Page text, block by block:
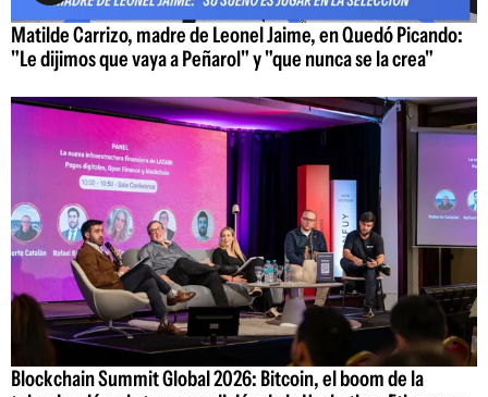
Matilde Carrizo, madre de Leonel Jaime, en Quedó Picando:
"Le dijimos que vaya a Peñarol" y "que nunca se la crea"
Blockchain Summit Global 2026: Bitcoin, el boom de la